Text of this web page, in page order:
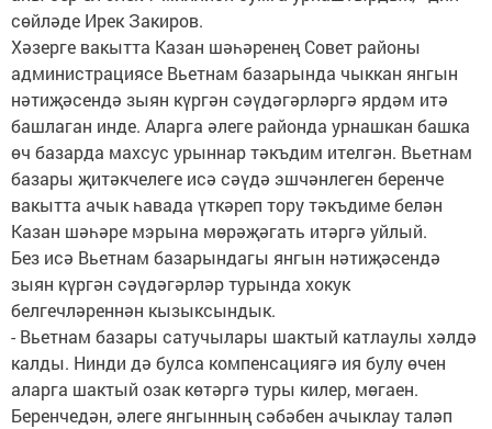
сөйләде Ирек Закиров.
Хәзерге вакытта Казан шәһәренең Совет районы
администрациясе Вьетнам базарында чыккан янгын
нәтиҗәсендә зыян күргән сәүдәгәрләргә ярдәм итә
башлаган инде. Аларга әлеге районда урнашкан башка
өч базарда махсус урыннар тәкъдим ителгән. Вьетнам
базары җитәкчелеге исә сәүдә эшчәнлеген беренче
вакытта ачык һавада үткәреп тору тәкъдиме белән
Казан шәһәре мэрына мөрәҗәгать итәргә уйлый.
Без исә Вьетнам базарындагы янгын нәтиҗәсендә
зыян күргән сәүдәгәрләр турында хокук
белгечләреннән кызыксындык.
- Вьетнам базары сатучылары шактый катлаулы хәлдә
калды. Нинди дә булса компенсациягә ия булу өчен
аларга шактый озак көтәргә туры килер, мөгаен.
Беренчедән, әлеге янгынның сәбәбен ачыклау таләп